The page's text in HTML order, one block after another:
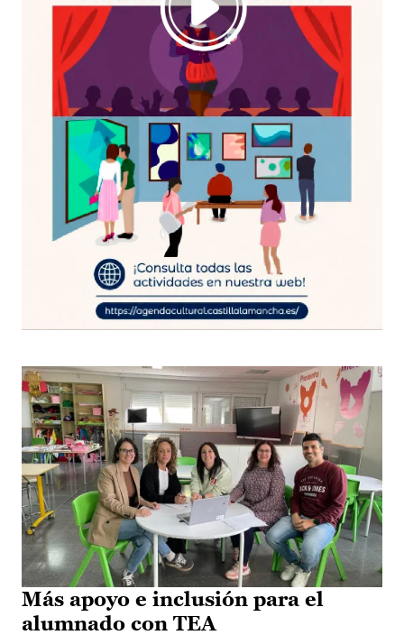
Más apoyo e inclusión para el
alumnado con TEA